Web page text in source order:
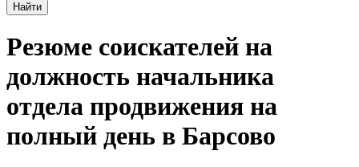
Найти
Резюме соискателей на
должность начальника
отдела продвижения на
полный день в Барсово